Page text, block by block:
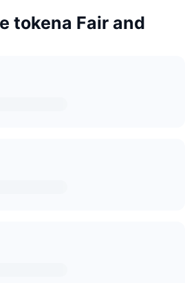
tokena Fair and